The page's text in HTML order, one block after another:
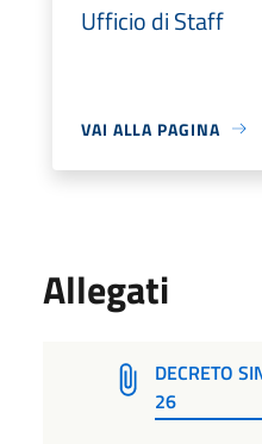
Ufficio di Staff
VAI ALLA PAGINA
Allegati
DECRETO
26